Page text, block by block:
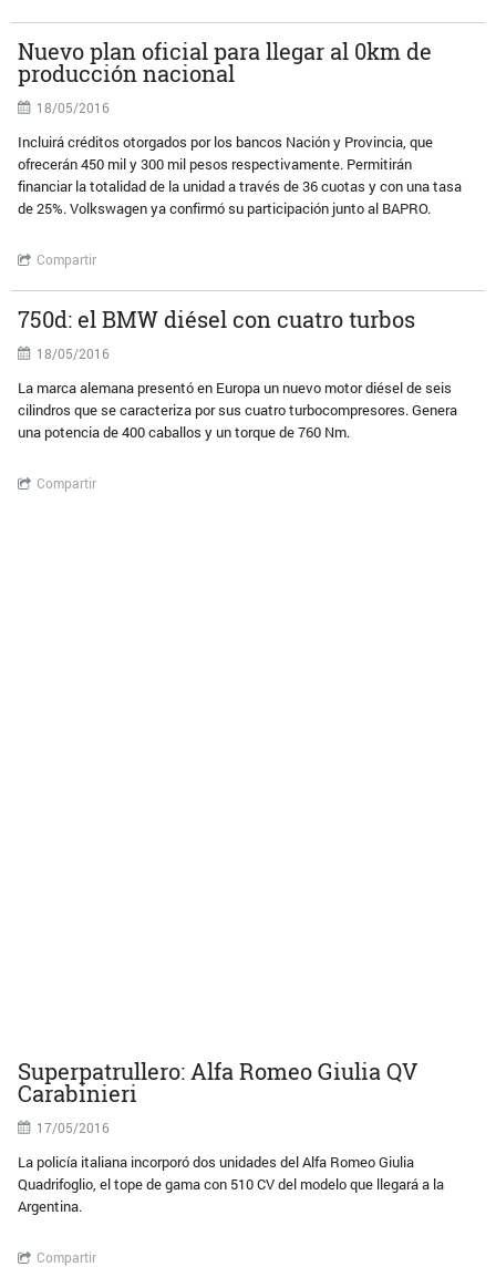
Nuevo plan oficial para llegar al 0km de
producción nacional
18/05/2016
Incluirá créditos otorgados por los bancos Nación y Provincia, que
ofrecerán 450 mil y 300 mil pesos respectivamente. Permitirán
financiar la totalidad de la unidad a través de 36 cuotas y con una tasa
de 25%. Volkswagen ya confirmó su participación junto al BAPRO.
Compartir
750d: el BMW diésel con cuatro turbos
18/05/2016
La marca alemana presentó en Europa un nuevo motor diésel de seis
cilindros que se caracteriza por sus cuatro turbocompresores. Genera
una potencia de 400 caballos y un torque de 760 Nm.
Compartir
Superpatrullero: Alfa Romeo Giulia QV
Carabinieri
17/05/2016
La policía italiana incorporó dos unidades del Alfa Romeo Giulia
Quadrifoglio, el tope de gama con 510 CV del modelo que llegará a la
Argentina.
Compartir